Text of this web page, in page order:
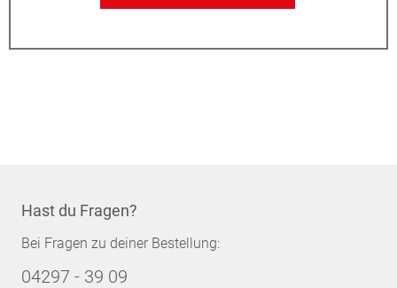
Hast du Fragen?
Bei Fragen zu deiner Bestellung:
04297 - 39 09